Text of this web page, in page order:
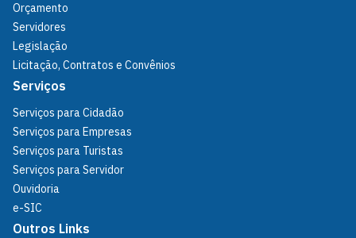
Orçamento
Servidores
Legislação
Licitação, Contratos e Convênios
Serviços
Serviços para Cidadão
Serviços para Empresas
Serviços para Turistas
Serviços para Servidor
Ouvidoria
e-SIC
Outros Links